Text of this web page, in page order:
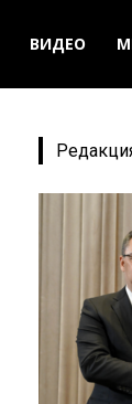
ВИДЕО